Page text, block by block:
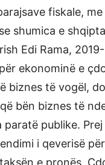
fiskale,
shumica e
Edi Rama,
ekonominë e
biznes të vogël,
bën biznes të
paratë publike. Prej
i qeverisë
e pronës.